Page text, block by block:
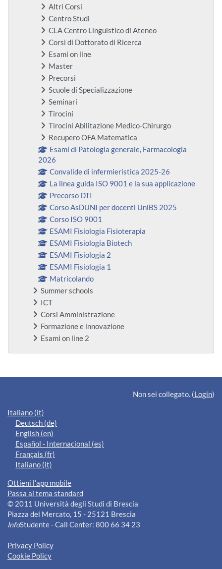
Altri Corsi
Centro Studi
CLA Centro Linguistico di Ateneo
Corsi di Dottorato di Ricerca
Esami on line
Master
Precorsi
Scuole di Specializzazione
Seminari
Tirocini
Tirocini Abilitazione Medico-Chirurgo
Recupero OFA Matematica
Esami di Patologia generale, Farmacologia
2026
Convalide di infermieristica 2025-26
La linea guida ISO 9001 e la sua applicazione
Precorso DTI
Corso AsDUNI per docenti UniBS 2025
Corso ISO 9001
ESAMI Fisiologia Fisioterapia
ESAMI Fisiologia Biotech
ESAMI Fisiologia 2
ESAMI Fisiologia 1
Matricolando
Summer schools
ICT
Corsi Amministrazione
Formazione e innovazione
Esami on line 2
Blocchi supplementari
Non sei collegato. (Login)
Italiano ‎(it)‎
Deutsch ‎(de)‎
English ‎(en)‎
Español - Internacional ‎(es)‎
Français ‎(fr)‎
Italiano ‎(it)‎
Ottieni l'app mobile
Passa al tema standard
© 2011 Università degli Studi di Brescia
Piazza del Mercato, 15 - 25121 Brescia
InfoStudente - Call Center: 800 66 34 23
Privacy Policy
Cookie Policy